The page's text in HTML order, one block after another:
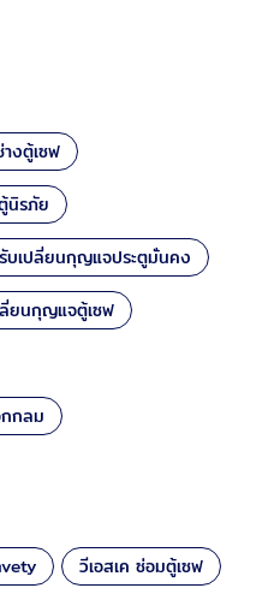
างตู้เซฟ
นิรภัย
รับเปลี่ยนกุญแจประตูมั่นคง
ลี่ยนกุญแจตู้เซฟ
กลม
วีเอสเค ซ่อมตู้เซฟ